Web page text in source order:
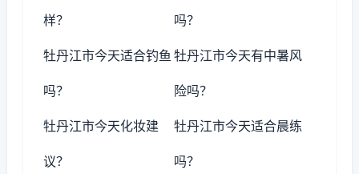
样？ 吗？
牡丹江市今天适合钓鱼
吗？
牡丹江市今天有中暑风
险吗？
牡丹江市今天化妆建
议？
牡丹江市今天适合晨练
吗？